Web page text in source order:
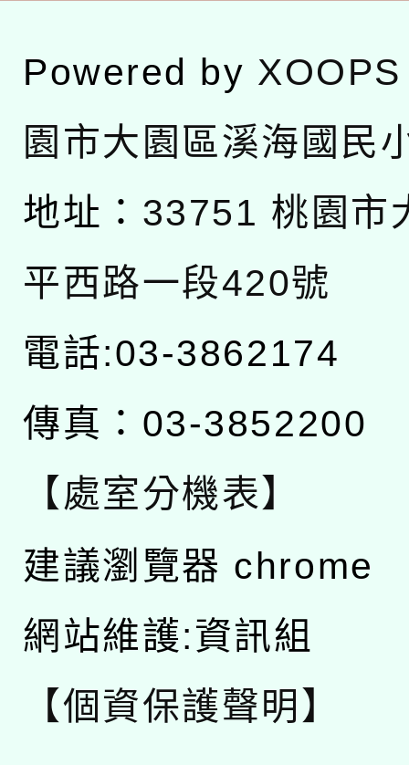
Powered by XOOPS
園市大園區溪海國民
地址： 33751 桃園市
平西路一段420號
電話:03-3862174
傳真：03-3852200
【處室分機表】
建議瀏覽器 chrome
網站維護:資訊組
【個資保護聲明】